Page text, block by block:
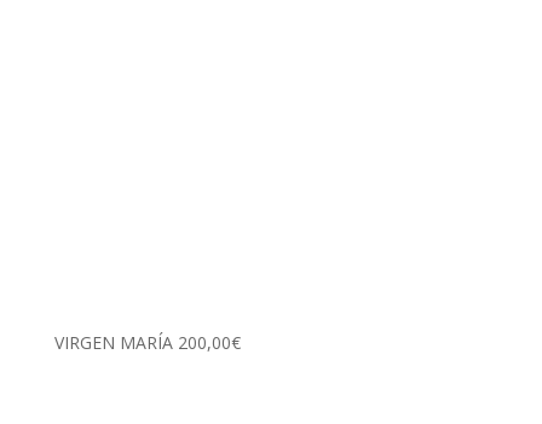
VIRGEN MARÍA 200,00€